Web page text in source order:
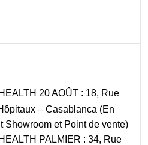
20 AOÛT : 18, Rue
– Casablanca (En
Showroom et Point de vente)
PALMIER : 34, Rue